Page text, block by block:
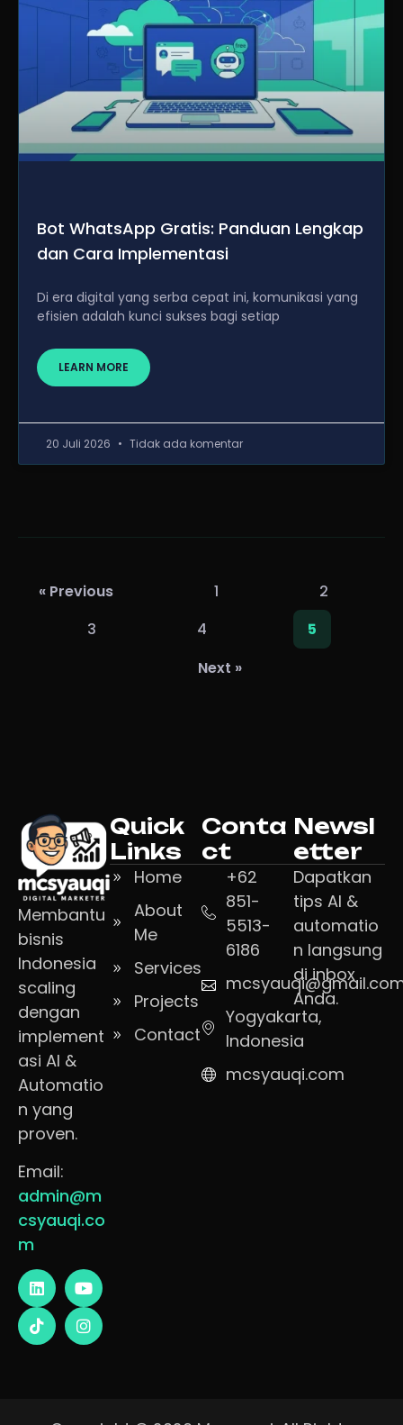
Bot WhatsApp Gratis: Panduan Lengkap
dan Cara Implementasi
Di era digital yang serba cepat ini, komunikasi yang
efisien adalah kunci sukses bagi setiap
LEARN MORE
20 Juli 2026 Tidak ada komentar
« Previous 1
2
3
4
5
Next »
Membantu
bisnis
Indonesia
scaling
dengan
implement
asi AI &
Automatio
n yang
proven.
Email:
admin@m
csyauqi.co
m
Quick
Links
Home
About
Me
Services
Projects
Contact
Conta
ct
+62
851-
5513-
6186
Yogyakarta,
Indonesia
mcsyauqi.com
Newsl
etter
Dapatkan
tips AI &
automatio
n langsung
di inbox
Anda.